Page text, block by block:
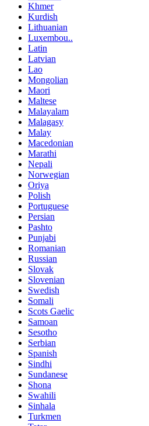
Khmer
Kurdish
Lithuanian
Luxembou..
Latin
Latvian
Lao
Mongolian
Maori
Maltese
Malayalam
Malagasy
Malay
Macedonian
Marathi
Nepali
Norwegian
Oriya
Polish
Portuguese
Persian
Pashto
Punjabi
Romanian
Russian
Slovak
Slovenian
Swedish
Somali
Scots Gaelic
Samoan
Sesotho
Serbian
Spanish
Sindhi
Sundanese
Shona
Swahili
Sinhala
Turkmen